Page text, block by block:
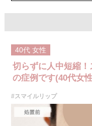
40代 女性
切らずに人中短縮
の症例です(40代女
#スマイルリップ